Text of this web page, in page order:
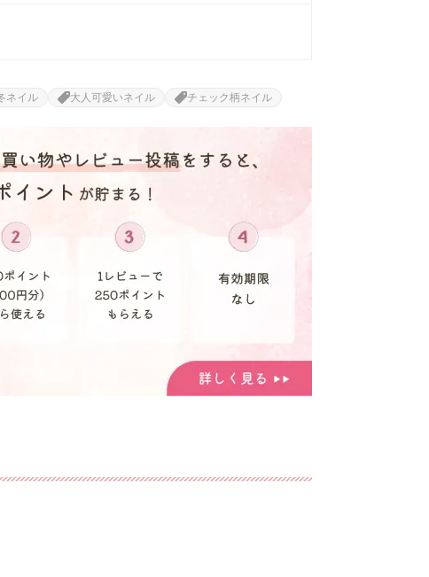
ネイル 大人可愛いネイル
チェック柄ネイル